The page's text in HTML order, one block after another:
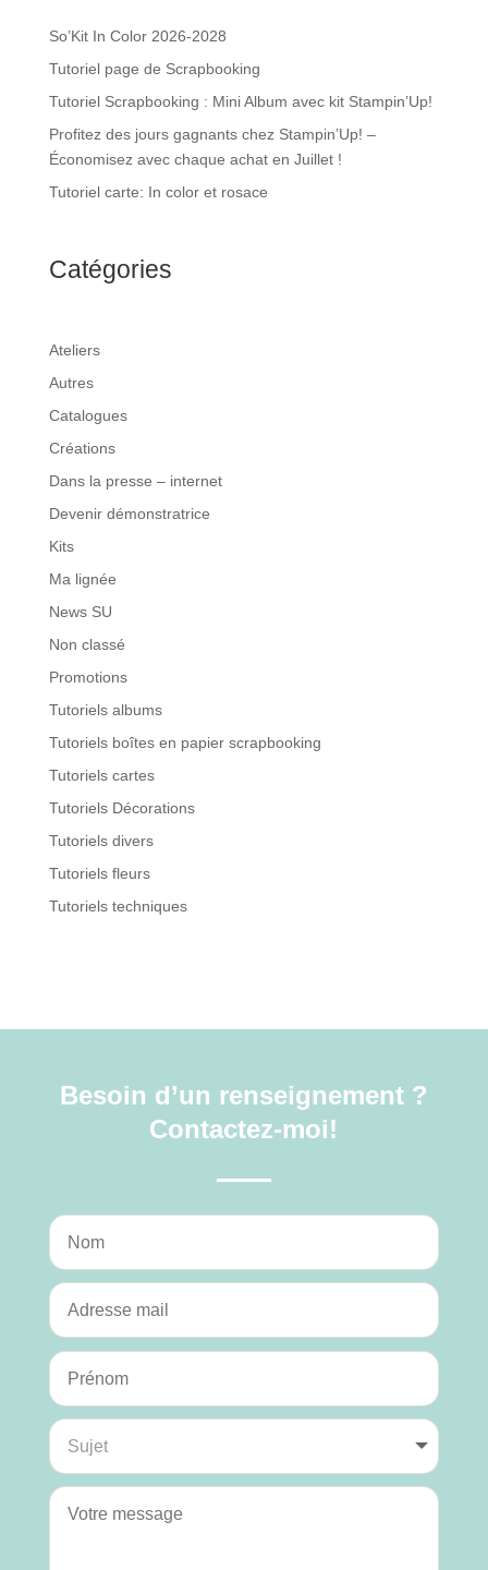
So’Kit In Color 2026-2028
Tutoriel page de Scrapbooking
Tutoriel Scrapbooking : Mini Album avec kit Stampin’Up!
Profitez des jours gagnants chez Stampin’Up! –
Économisez avec chaque achat en Juillet !
Tutoriel carte: In color et rosace
Catégories
Ateliers
Autres
Catalogues
Créations
Dans la presse – internet
Devenir démonstratrice
Kits
Ma lignée
News SU
Non classé
Promotions
Tutoriels albums
Tutoriels boîtes en papier scrapbooking
Tutoriels cartes
Tutoriels Décorations
Tutoriels divers
Tutoriels fleurs
Tutoriels techniques
Besoin d’un renseignement ?
Contactez-moi!